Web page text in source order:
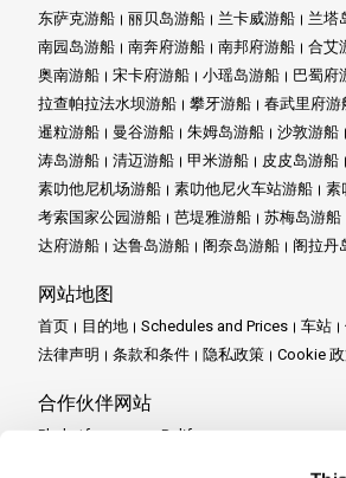
东萨克游船 丽贝岛游船 兰卡威游船 兰塔
南园岛游船
南奔府游船 南邦府游船 合艾
奥南游船
宋卡府游船 小瑶岛游船 巴蜀府
拉查帕拉法水坝游船
攀牙游船 春武里府游
暹粒游船
曼谷游船 朱姆岛游船 沙敦游船
涛岛游船
清迈游船 甲米游船 皮皮岛游船
素叻他尼机场游船
素叻他尼火车站游船 素
考索国家公园游船
芭堤雅游船 苏梅岛游船
达府游船
达鲁岛游船 阁奈岛游船 阁拉丹
网站地图
首页 目的地 Schedules and Prices 车站
法律声明
条款和条件 隐私政策 Cookie
合作伙伴网站
Phuketferry.com Baliferry.com